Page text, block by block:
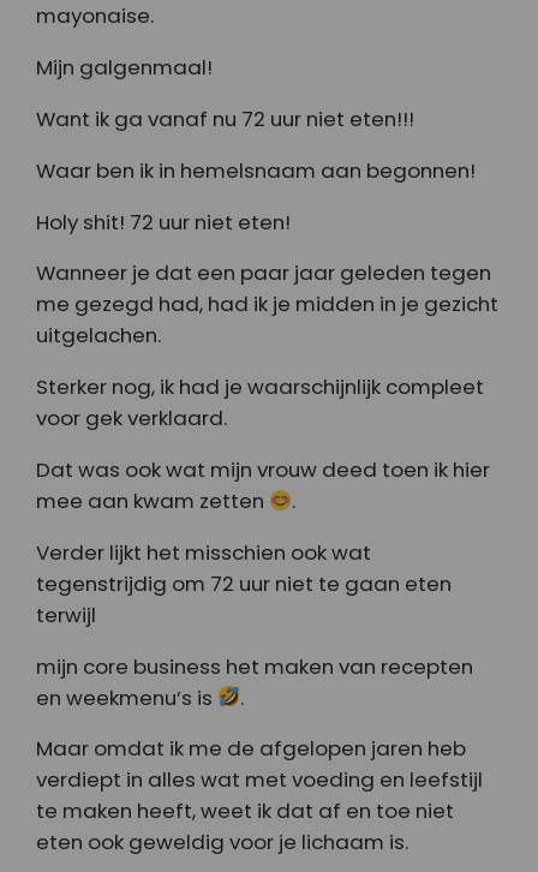
mayonaise.
Mijn galgenmaal!
Want ik ga vanaf nu 72 uur niet eten!!!
Waar ben ik in hemelsnaam aan begonnen!
Holy shit! 72 uur niet eten!
Wanneer je dat een paar jaar geleden tegen
me gezegd had, had ik je midden in je gezicht
uitgelachen.
Sterker nog, ik had je waarschijnlijk compleet
voor gek verklaard.
Dat was ook wat mijn vrouw deed toen ik hier
mee aan kwam zetten
.
Verder lijkt het misschien ook wat
tegenstrijdig om 72 uur niet te gaan eten
terwijl
mijn core business het maken van recepten
en weekmenu’s is
.
Maar omdat ik me de afgelopen jaren heb
verdiept in alles wat met voeding en leefstijl
te maken heeft, weet ik dat af en toe niet
eten ook geweldig voor je lichaam is.